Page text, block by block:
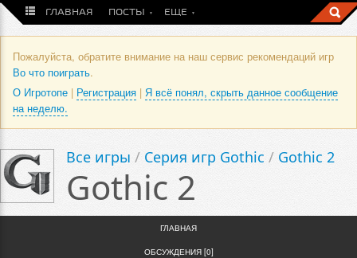
ГЛАВНАЯ ПОСТЫ ЕЩЕ
Пожалуйста, обратите внимание на наш сервис рекомендаций игр
Во что поиграть.
О Игротопе | Регистрация | Я всё понял, скрыть данное сообщение
на неделю.
Все игры / Серия игр Gothic / Gothic 2
Gothic 2
ГЛАВНАЯ
ОБСУЖДЕНИЯ [0]